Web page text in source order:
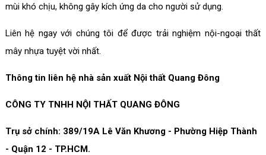
mùi khó chịu, không gây kích ứng da cho người sử dụng.
Liên hệ ngay với chúng tôi để được trải nghiệm nội-ngoại thất
mây nhựa tuyệt vời nhất.
Thông tin liên hệ nhà sản xuất Nội thất Quang Đông
CÔNG TY TNHH NỘI THẤT QUANG ĐÔNG
Trụ sở chính: 389/19A Lê Văn Khương - Phường Hiệp Thành
- Quận 12 - TP.HCM.